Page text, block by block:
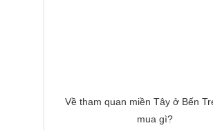
Về tham quan miền Tây ở Bến
mua gì?